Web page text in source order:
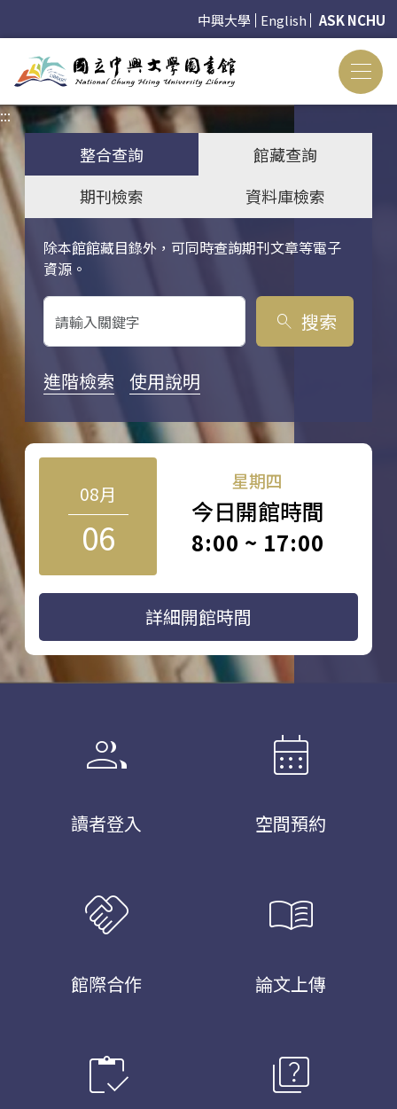
中興大學 English ASK NCHU
:::
整合查詢
館藏查詢
期刊檢索
資料庫檢索
除本館館藏目錄外，可同時查詢期刊文章等電子
資源。
關鍵字搜尋
search 搜索
進階檢索 使用說明
08月
06
星期四
今日開館時間
8:00 ~ 17:00
詳細開館時間
group
讀者登入
calendar_month
空間預約
handshake
館際合作
menu_book
論文上傳
inventory quiz